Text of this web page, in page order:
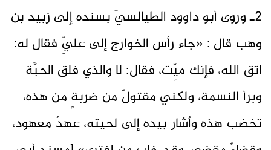
2ـ وروى أبو داوود الطيالسيّ بسنده إلى زبيد بن
وهب قال : «جاء رأس الخوارج إلى عليِّ فقال له:
اتق الله، فإنك ميِّت، فقال: لا والذي فلق الحبَّة
وبرأ النسمة، ولكني مقتولٌ من ضربةٍ من هذه،
تخضب هذه وأشار بيده إلى لحيته، عهدٌ معهود،